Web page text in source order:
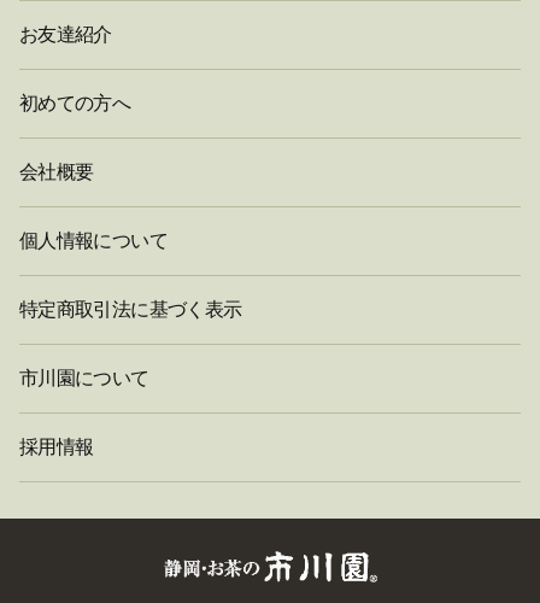
お友達紹介
初めての方へ
会社概要
個人情報について
特定商取引法に基づく表示
市川園について
採用情報